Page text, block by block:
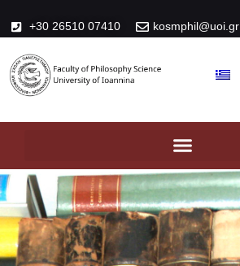
+30 26510 07410 kosmphil@uoi.gr